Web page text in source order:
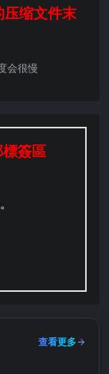
缩文件末
会很慢
簽區
查看更多